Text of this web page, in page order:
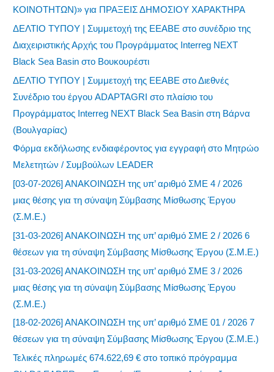
ΚΟΙΝΟΤΗΤΩΝ)» για ΠΡΑΞΕΙΣ ΔΗΜΟΣΙΟΥ ΧΑΡΑΚΤΗΡΑ
ΔΕΛΤΙΟ ΤΥΠΟΥ | Συμμετοχή της ΕΕΑΒΕ στο συνέδριο της
Διαχειριστικής Αρχής του Προγράμματος Interreg NEXT
Black Sea Basin στο Βουκουρέστι
ΔΕΛΤΙΟ ΤΥΠΟΥ | Συμμετοχή της ΕΕΑΒΕ στο Διεθνές
Συνέδριο του έργου ADAPTAGRI στο πλαίσιο του
Προγράμματος Interreg NEXT Black Sea Basin στη Βάρνα
(Βουλγαρίας)
Φόρμα εκδήλωσης ενδιαφέροντος για εγγραφή στο Μητρώο
Μελετητών / Συμβούλων LEADER
[03-07-2026] ΑΝΑΚΟΙΝΩΣΗ της υπ’ αριθμό ΣΜΕ 4 / 2026
μιας θέσης για τη σύναψη Σύμβασης Μίσθωσης Έργου
(Σ.Μ.Ε.)
[31-03-2026] ΑΝΑΚΟΙΝΩΣΗ της υπ’ αριθμό ΣΜΕ 2 / 2026 6
θέσεων για τη σύναψη Σύμβασης Μίσθωσης Έργου (Σ.Μ.Ε.)
[31-03-2026] ΑΝΑΚΟΙΝΩΣΗ της υπ’ αριθμό ΣΜΕ 3 / 2026
μιας θέσης για τη σύναψη Σύμβασης Μίσθωσης Έργου
(Σ.Μ.Ε.)
[18-02-2026] ΑΝΑΚΟΙΝΩΣΗ της υπ’ αριθμό ΣΜΕ 01 / 2026 7
θέσεων για τη σύναψη Σύμβασης Μίσθωσης Έργου (Σ.Μ.Ε.)
Τελικές πληρωμές 674.622,69 € στο τοπικό πρόγραμμα